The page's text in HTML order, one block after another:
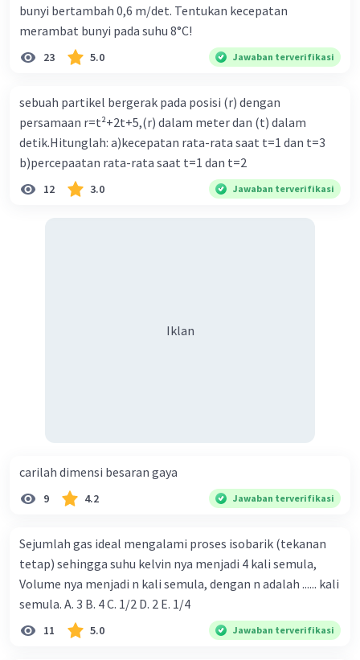
bunyi bertambah 0,6 m/det. Tentukan kecepatan
merambat bunyi pada suhu 8°C!
23 5.0 Jawaban terverifikasi
sebuah partikel bergerak pada posisi (r) dengan
persamaan r=t²+2t+5,(r) dalam meter dan (t) dalam
detik.Hitunglah: a)kecepatan rata-rata saat t=1 dan t=3
b)percepaatan rata-rata saat t=1 dan t=2
12 3.0 Jawaban terverifikasi
Iklan
carilah dimensi besaran gaya
9 4.2 Jawaban terverifikasi
Sejumlah gas ideal mengalami proses isobarik (tekanan
tetap) sehingga suhu kelvin nya menjadi 4 kali semula,
Volume nya menjadi n kali semula, dengan n adalah ...... kali
semula. A. 3 B. 4 C. 1/2 D. 2 E. 1/4
11 5.0 Jawaban terverifikasi